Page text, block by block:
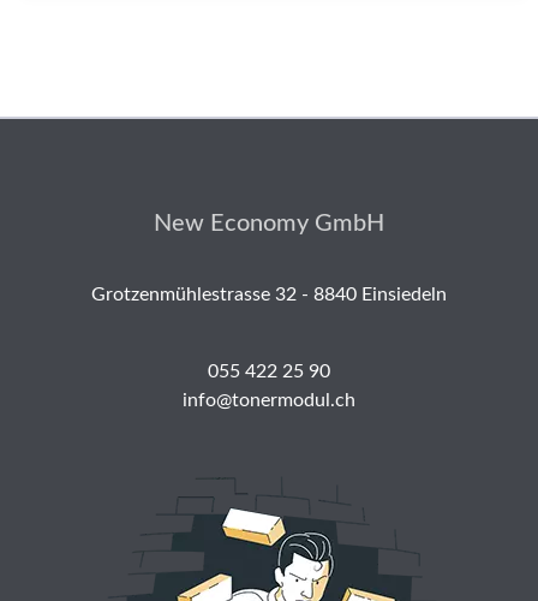
New Economy GmbH
Grotzenmühlestrasse 32 - 8840 Einsiedeln
055 422 25 90
info@tonermodul.ch